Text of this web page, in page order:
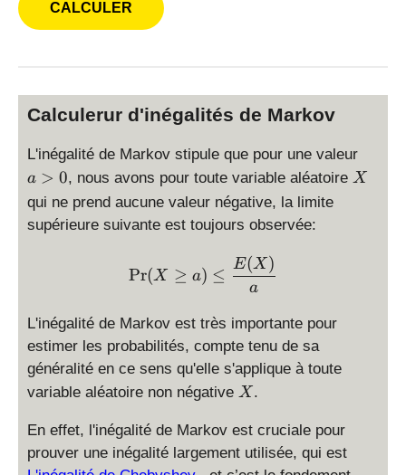
Calculerur d'inégalités de Markov
L'inégalité de Markov stipule que pour une valeur
>
a > 0, nous avons pour toute variable aléatoireX
X
qui ne prend aucune valeur négative, la limite
supérieure suivante est toujours observée:
\Pr(X \ge a) \le
Pr(X ≥ a) ≤
a
E(X )
L'inégalité de Markov est très importante pour
estimer les probabilités, compte tenu de sa
généralité en ce sens qu'elle s'applique à toute
variable aléatoire non négative X
X .
En effet, l'inégalité de Markov est cruciale pour
prouver une inégalité largement utilisée, qui est